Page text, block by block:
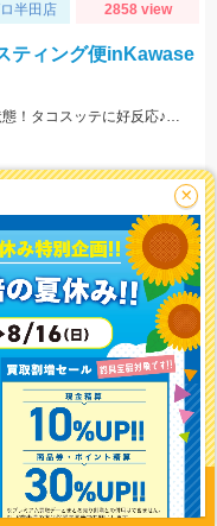
釣り情報を
投稿する
半田店 2858 view
ティング便inKawase
タコは朝イチには、落とせば釣れる入れ食い状態！タコスッテに好反応♪時合いを過ぎるとボリューム感が大切でした!!
コ
タコ67杯
程、タコ∼1.0㎏程
×